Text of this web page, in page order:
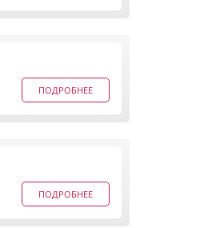
ПОДРОБНЕЕ
ПОДРОБНЕЕ